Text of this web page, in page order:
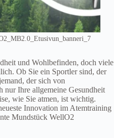
und Wohlbefinden, doch viele
Ob Sie ein Sportler sind, der
der sich von
nur Ihre allgemeine Gesundheit
wie Sie atmen, ist wichtig.
Innovation im Atemtraining
Mundstück WellO2